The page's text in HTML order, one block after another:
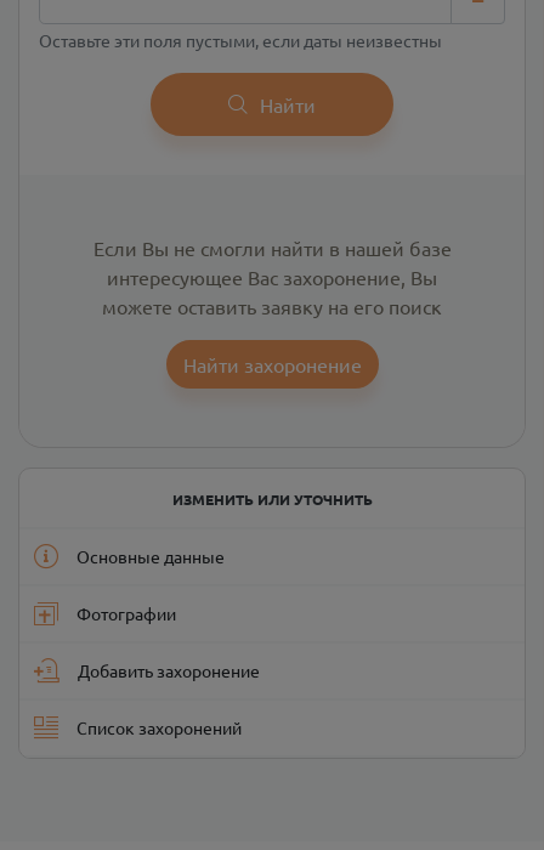
Оставьте эти поля пустыми, если даты неизвестны
Найти
Если Вы не смогли найти в нашей базе
интересующее Вас захоронение, Вы
можете оставить заявку на его поиск
Найти захоронение
ИЗМЕНИТЬ ИЛИ УТОЧНИТЬ
Основные данные
Фотографии
Добавить захоронение
Список захоронений